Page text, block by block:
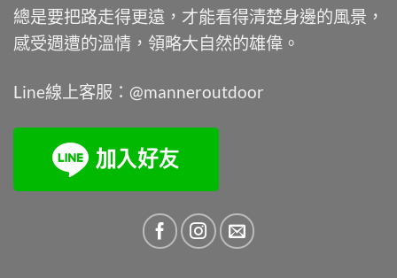
總是要把路走得更遠，才能看得清楚身邊的風景，
感受週遭的溫情，領略大自然的雄偉。
Line線上客服：@manneroutdoor